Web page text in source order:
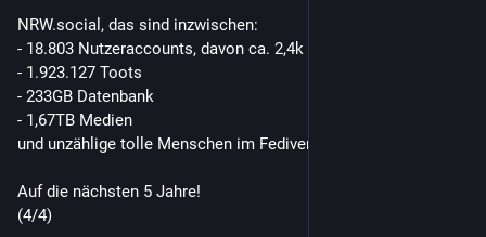
NRW.social, das sind inzwischen:
- 18.803 Nutzeraccounts, davon ca. 2,4k aktiv
- 1.923.127 Toots
- 233GB Datenbank
- 1,67TB Medien
und unzählige tolle Menschen im Fediverse.
Auf die nächsten 5 Jahre!
(4/4)